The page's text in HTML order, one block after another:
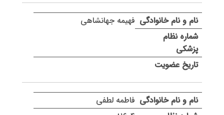
فهیمه جهانشاهی
فاطمه لطفی